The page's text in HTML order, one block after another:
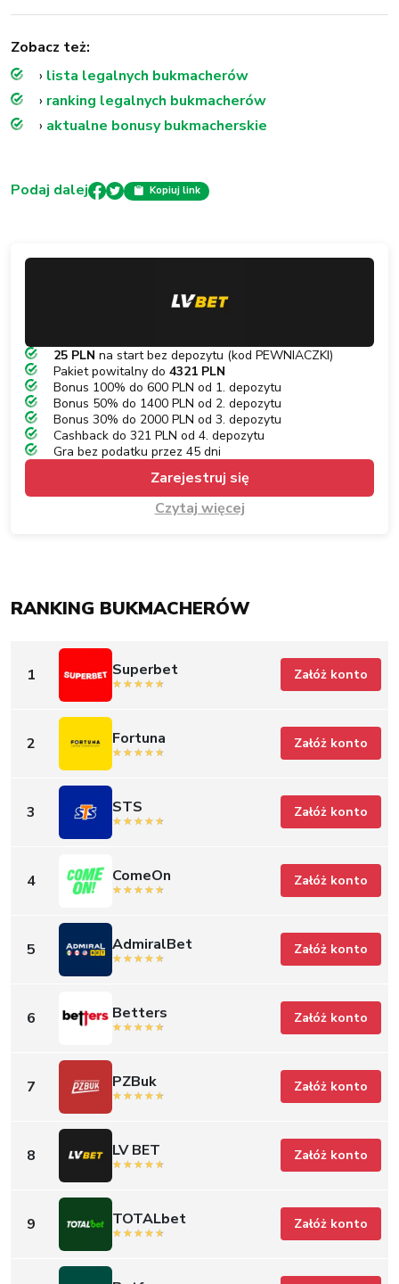
Zobacz też:
› lista legalnych bukmacherów
› ranking legalnych bukmacherów
› aktualne bonusy bukmacherskie
Podaj dalej Kopiuj link
25 PLN na start bez depozytu (kod PEWNIACZKI)
Pakiet powitalny do 4321 PLN
Bonus 100% do 600 PLN od 1. depozytu
Bonus 50% do 1400 PLN od 2. depozytu
Bonus 30% do 2000 PLN od 3. depozytu
Cashback do 321 PLN od 4. depozytu
Gra bez podatku przez 45 dni
Zarejestruj się
Czytaj więcej
RANKING BUKMACHERÓW
1 Superbet Załóż konto
2 Fortuna Załóż konto
3 STS Załóż konto
4 ComeOn Załóż konto
5 AdmiralBet Załóż konto
6 Betters Załóż konto
7 PZBuk Załóż konto
8 LV BET Załóż konto
9 TOTALbet Załóż konto